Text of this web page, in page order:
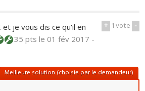
+ 1vote -
et je vous dis ce qu'il en
35 ptsle 01 fév 2017 -
Meilleure solution (choisie par le demandeur)